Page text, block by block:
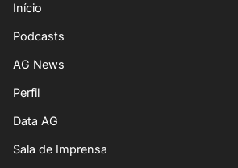
Início
Podcasts
AG News
Perfil
Data AG
Sala de Imprensa